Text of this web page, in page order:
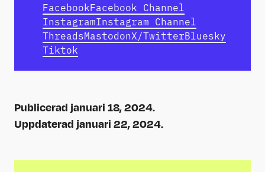
FacebookFacebook Channel
InstagramInstagram Channel
ThreadsMastodonX/TwitterBluesky
Tiktok
Publicerad januari 18, 2024.
Uppdaterad januari 22, 2024.